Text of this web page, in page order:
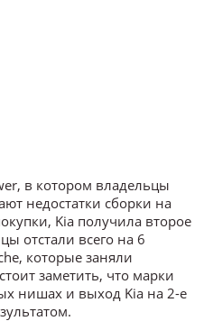
в котором владельцы
недостатки сборки на
Kia получила второе
отстали всего на 6
которые заняли
заметить, что марки
нишах и выход Kia на 2-е